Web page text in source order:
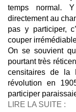
temps normal.
directement au
pas y participer,
couper
On se souvient
pourtant très
censitaires de la
révolution en
participer
LIRE LA SUITE :